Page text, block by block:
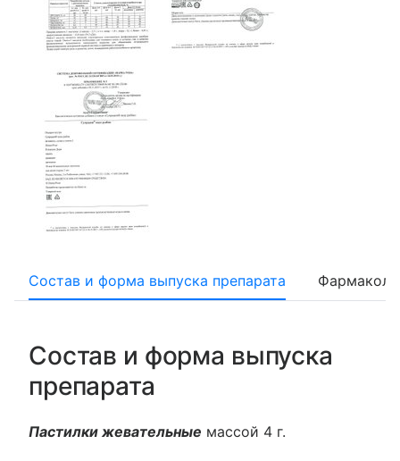
Состав и форма выпуска препарата
Состав и форма выпуска
препарата
Пастилки жевательные массой 4 г.